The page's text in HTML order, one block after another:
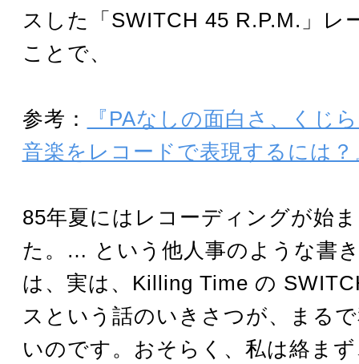
スした「SWITCH 45 R.P.M.」レ
ことで、
参考：
『PAなしの面白さ、くじ
音楽をレコードで表現するには？
85年夏にはレコーディングが始
た。… という他人事のような書
は、実は、Killing Time の
スという話のいきさつが、まる
いのです。おそらく、私は絡ま